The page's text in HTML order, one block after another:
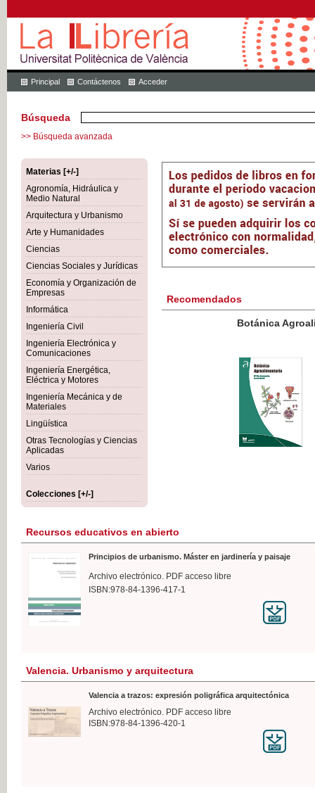
Principal Contáctenos Acceder
Búsqueda
>> Búsqueda avanzada
Materias [+/-]
Agronomía, Hidráulica y
Medio Natural
Arquitectura y Urbanismo
Arte y Humanidades
Ciencias
Ciencias Sociales y Jurídicas
Economía y Organización de
Empresas
Informática
Ingeniería Civil
Ingeniería Electrónica y
Comunicaciones
Ingeniería Energética,
Eléctrica y Motores
Ingeniería Mecánica y de
Materiales
Lingüística
Otras Tecnologías y Ciencias
Aplicadas
Varios
Colecciones [+/-]
Recomendados
Botánica Agroalimentaria
IVA
Recursos educativos en abierto
Principios de urbanismo. Máster en jardinería y paisaje
Archivo electrónico. PDF acceso libre
ISBN:978-84-1396-417-1
Valencia. Urbanismo y arquitectura
Valencia a trazos: expresión poligráfica arquitectónica
Archivo electrónico. PDF acceso libre
ISBN:978-84-1396-420-1